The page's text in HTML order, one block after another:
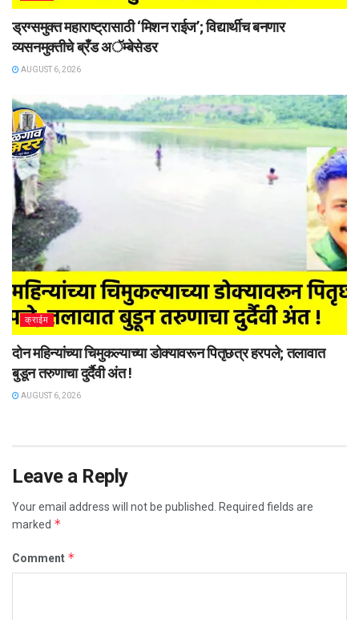
ड्रग्समुक्त महाराष्ट्रासाठी ‘मिशन राईज’; विद्यार्थीच बनणार
व्यसनमुक्तीचे ब्रँड अॅम्बेसेडर
AUGUST 6, 2026
क्राईम
दोन महिन्यांच्या चिमुकल्याच्या डोक्यावरून पितृछत्र हरपले; तलावात
बुडून तरुणाचा दुर्दैवी अंत !
AUGUST 6, 2026
Leave a Reply
Your email address will not be published.
Required fields are
marked *
Comment *